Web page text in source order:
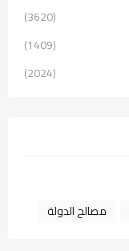
(3620)
(1409)
(2024)
مصالح الدولة